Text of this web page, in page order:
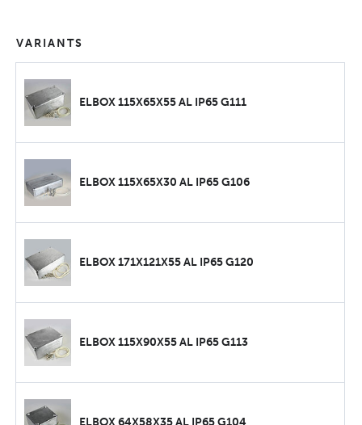
VARIANTS
ELBOX 115X65X55 AL IP65 G111
ELBOX 115X65X30 AL IP65 G106
ELBOX 171X121X55 AL IP65 G120
ELBOX 115X90X55 AL IP65 G113
ELBOX 64X58X35 AL IP65 G104